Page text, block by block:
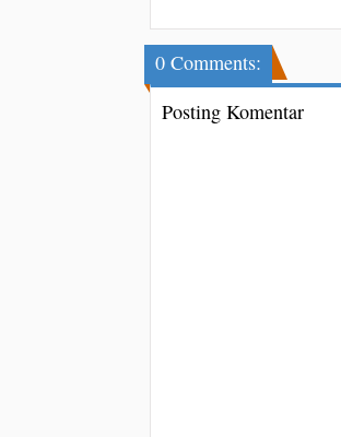
0 Comments:
Posting Komentar